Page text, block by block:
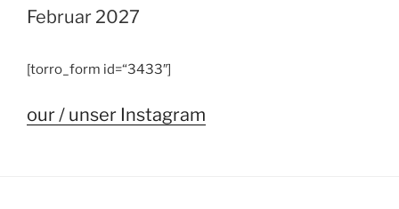
Februar 2027
[torro_form id=“3433″]
our / unser Instagram